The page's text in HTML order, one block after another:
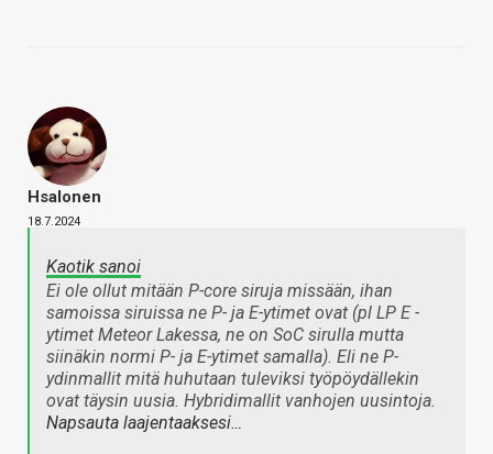
Hsalonen
18.7.2024
Kaotik sanoi
Ei ole ollut mitään P-core siruja missään, ihan
samoissa siruissa ne P- ja E-ytimet ovat (pl LP E -
ytimet Meteor Lakessa, ne on SoC sirulla mutta
siinäkin normi P- ja E-ytimet samalla). Eli ne P-
ydinmallit mitä huhutaan tuleviksi työpöydällekin
ovat täysin uusia. Hybridimallit vanhojen uusintoja.
Napsauta laajentaaksesi…